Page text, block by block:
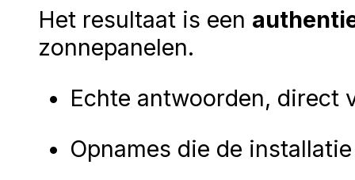
Het resultaat is een
zonnepanelen.
Echte antwoorden, direct
Opnames die de